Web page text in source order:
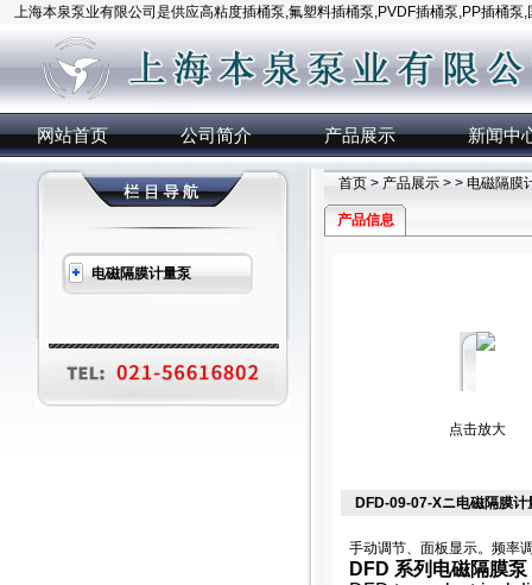
上海本泉泵业有限公司是供应高粘度插桶泵,氟塑料插桶泵,PVDF插桶泵,PP插桶泵
网站首页 公司简介 产品展示 新闻中
电磁隔膜计量泵
首页 > 产品展示 > > 电磁隔膜
产品信息
点击放大
DFD-09-07-Xニ电磁隔膜计
手动调节、面板显示。频率
DFD 系列电磁隔膜泵